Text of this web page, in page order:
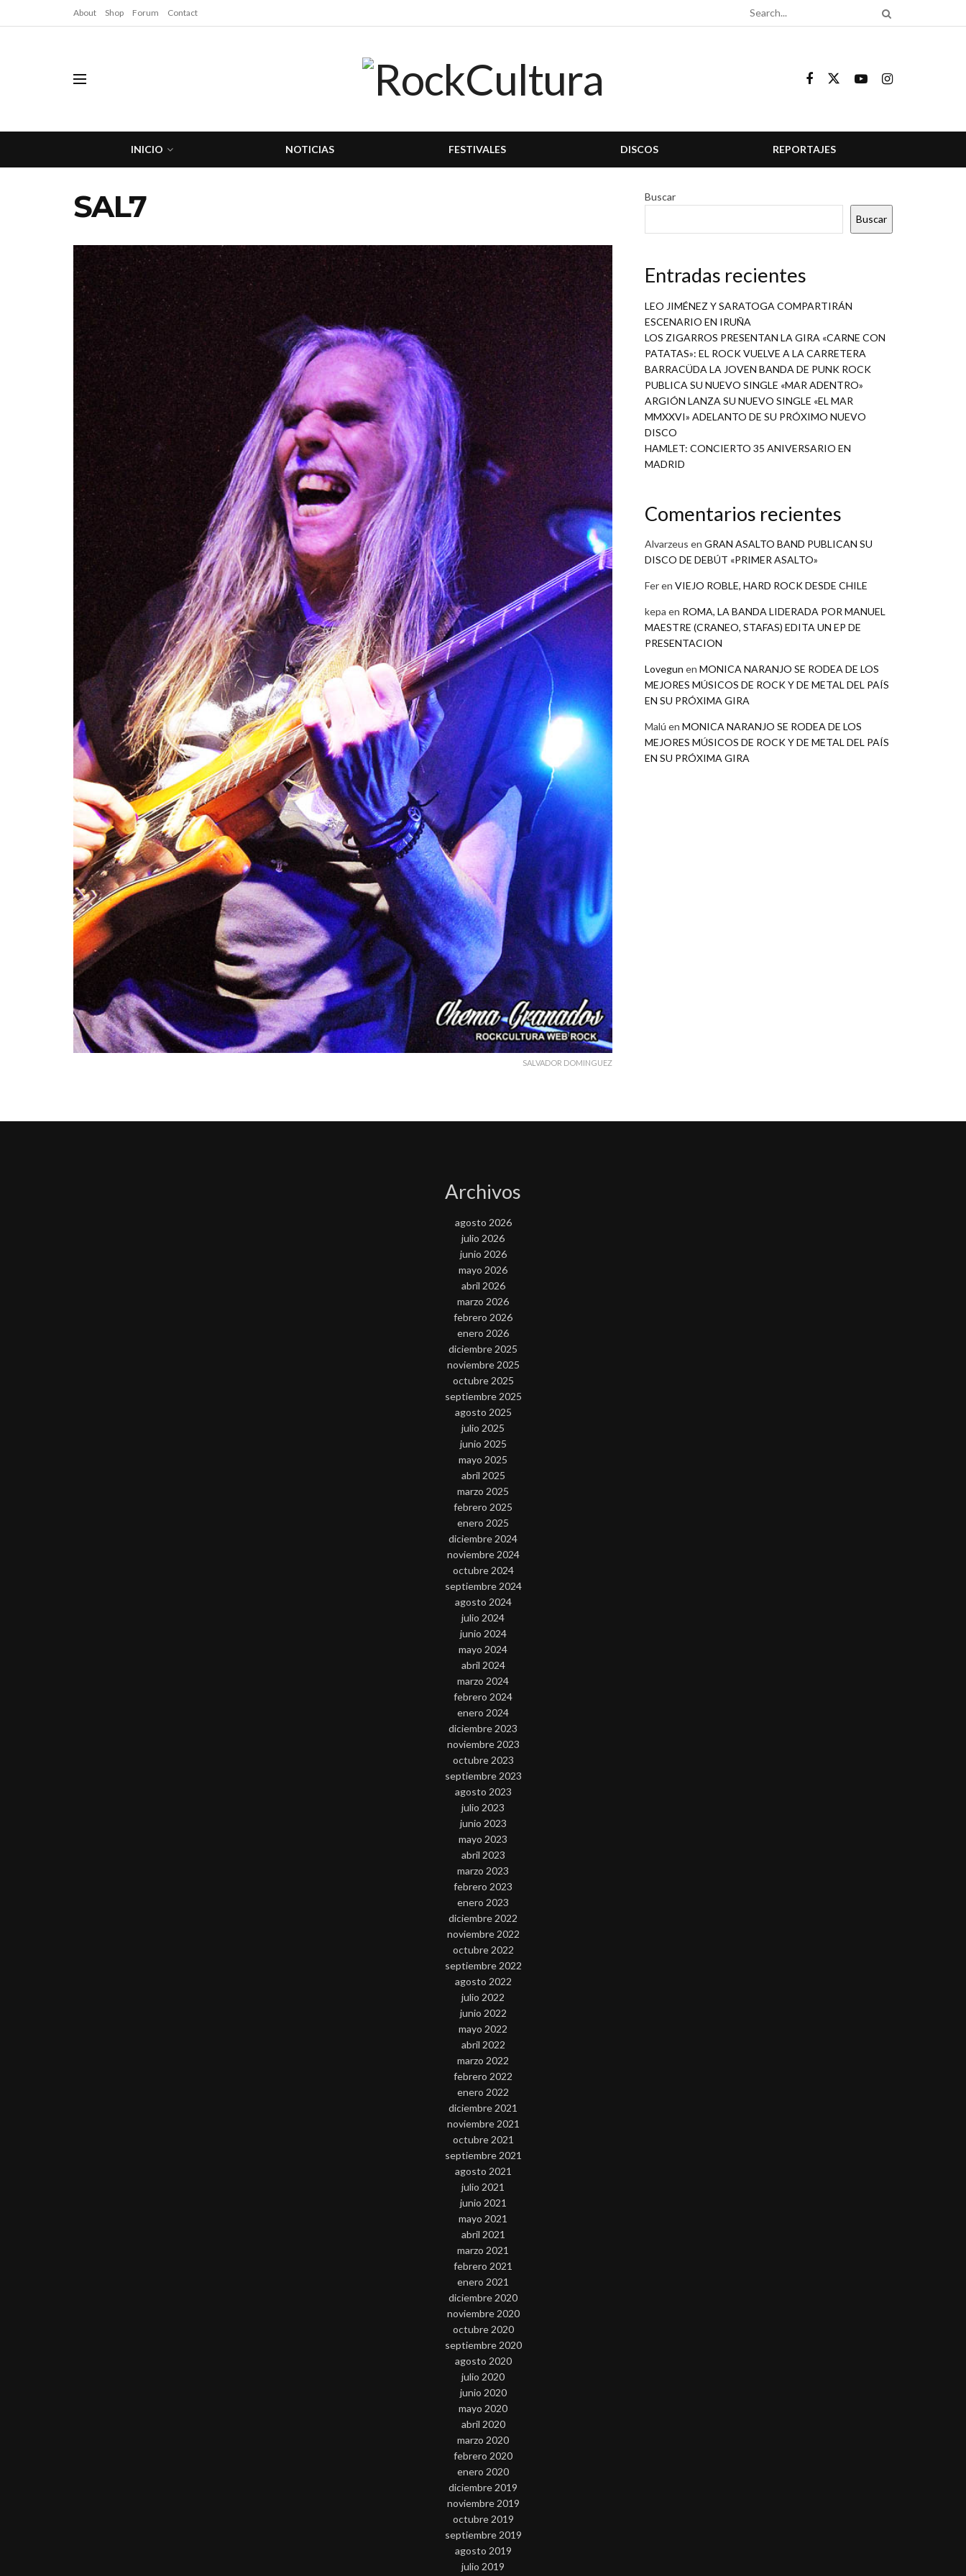
About Shop Forum Contact
INICIO NOTICIAS FESTIVALES DISCOS REPORTAJES
SAL7
SALVADOR DOMINGUEZ
Buscar
Buscar
Entradas recientes
LEO JIMÉNEZ Y SARATOGA COMPARTIRÁN
ESCENARIO EN IRUÑA
LOS ZIGARROS PRESENTAN LA GIRA «CARNE CON
PATATAS»: EL ROCK VUELVE A LA CARRETERA
BARRACÜDA LA JOVEN BANDA DE PUNK ROCK
PUBLICA SU NUEVO SINGLE «MAR ADENTRO»
ARGIÓN LANZA SU NUEVO SINGLE «EL MAR
MMXXVI» ADELANTO DE SU PRÓXIMO NUEVO
DISCO
HAMLET: CONCIERTO 35 ANIVERSARIO EN
MADRID
Comentarios recientes
Alvarzeus en GRAN ASALTO BAND PUBLICAN SU
DISCO DE DEBÚT «PRIMER ASALTO»
Feren VIEJO ROBLE, HARD ROCK DESDE CHILE
kepa en ROMA, LA BANDA LIDERADA POR MANUEL
MAESTRE (CRANEO, STAFAS) EDITA UN EP DE
PRESENTACION
Lovegun en MONICA NARANJO SE RODEA DE LOS
MEJORES MÚSICOS DE ROCK Y DE METAL DEL PAÍS
EN SU PRÓXIMA GIRA
Malú en MONICA NARANJO SE RODEA DE LOS
MEJORES MÚSICOS DE ROCK Y DE METAL DEL PAÍS
EN SU PRÓXIMA GIRA
Archivos
agosto 2026
julio 2026
junio 2026
mayo 2026
abril 2026
marzo 2026
febrero 2026
enero 2026
diciembre 2025
noviembre 2025
octubre 2025
septiembre 2025
agosto 2025
julio 2025
junio 2025
mayo 2025
abril 2025
marzo 2025
febrero 2025
enero 2025
diciembre 2024
noviembre 2024
octubre 2024
septiembre 2024
agosto 2024
julio 2024
junio 2024
mayo 2024
abril 2024
marzo 2024
febrero 2024
enero 2024
diciembre 2023
noviembre 2023
octubre 2023
septiembre 2023
agosto 2023
julio 2023
junio 2023
mayo 2023
abril 2023
marzo 2023
febrero 2023
enero 2023
diciembre 2022
noviembre 2022
octubre 2022
septiembre 2022
agosto 2022
julio 2022
junio 2022
mayo 2022
abril 2022
marzo 2022
febrero 2022
enero 2022
diciembre 2021
noviembre 2021
octubre 2021
septiembre 2021
agosto 2021
julio 2021
junio 2021
mayo 2021
abril 2021
marzo 2021
febrero 2021
enero 2021
diciembre 2020
noviembre 2020
octubre 2020
septiembre 2020
agosto 2020
julio 2020
junio 2020
mayo 2020
abril 2020
marzo 2020
febrero 2020
enero 2020
diciembre 2019
noviembre 2019
octubre 2019
septiembre 2019
agosto 2019
julio 2019